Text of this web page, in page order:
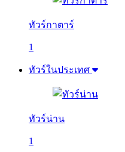
ทัวร์กาตาร์
1
ทัวร์ในประเทศ
ทัวร์น่าน
1